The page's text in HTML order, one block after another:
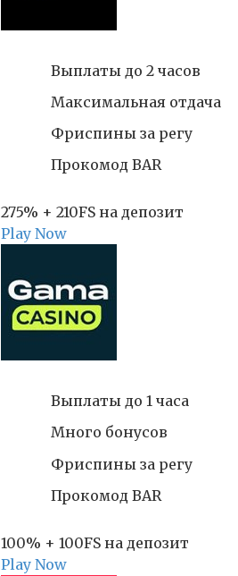
Выплаты до 2 часов
Максимальная отдача
Фриспины за регу
Прокомод BAR
275% + 210FS на депозит
Play Now
Выплаты до 1 часа
Много бонусов
Фриспины за регу
Прокомод BAR
100% + 100FS на депозит
Play Now